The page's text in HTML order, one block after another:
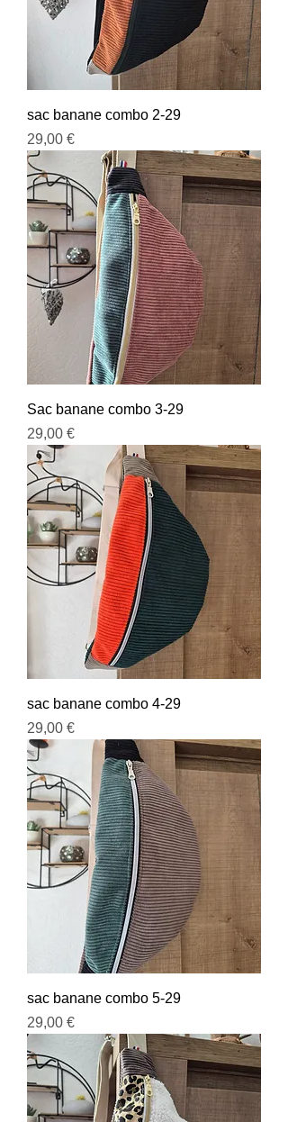
sac banane combo 2-29
Prix
29,00 €
Sac banane combo 3-29
Prix
29,00 €
sac banane combo 4-29
Prix
29,00 €
sac banane combo 5-29
Prix
29,00 €